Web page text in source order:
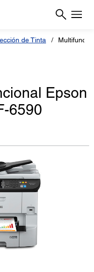
de Tinta
Epson
6590